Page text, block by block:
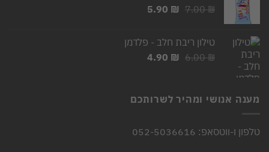
7.00₪
המחיר
7.00 ₪.
5.90 ₪
המחיר
5.90 ₪.
טילון ריבת חלב - פלדמן
6.00₪
המחיר
6.00 ₪.
4.90 ₪
המחיר
4.90 ₪.
מענה אנושי ומהיר לשרותכם
טלפון ו-ווטסאפ: 052-5036616